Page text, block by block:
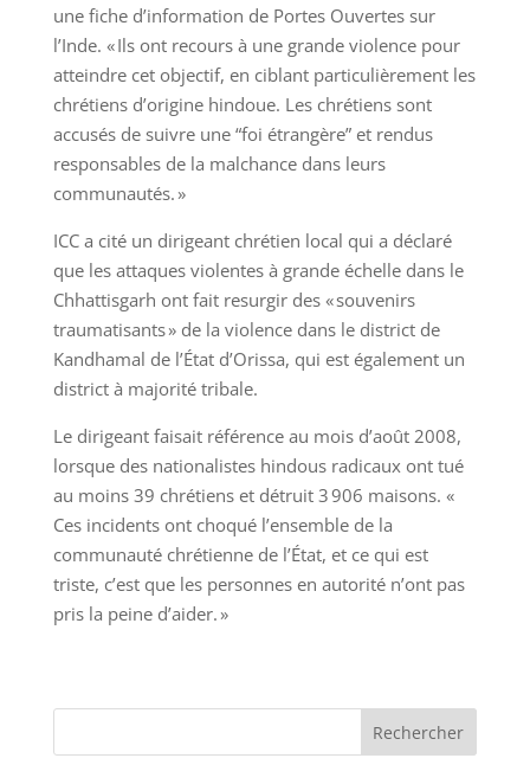
une fiche d’information de Portes Ouvertes sur
l’Inde. « Ils ont recours à une grande violence pour
atteindre cet objectif, en ciblant particulièrement les
chrétiens d’origine hindoue. Les chrétiens sont
accusés de suivre une “foi étrangère” et rendus
responsables de la malchance dans leurs
communautés. »
ICC a cité un dirigeant chrétien local qui a déclaré
que les attaques violentes à grande échelle dans le
Chhattisgarh ont fait resurgir des « souvenirs
traumatisants » de la violence dans le district de
Kandhamal de l’État d’Orissa, qui est également un
district à majorité tribale.
Le dirigeant faisait référence au mois d’août 2008,
lorsque des nationalistes hindous radicaux ont tué
au moins 39 chrétiens et détruit 3 906 maisons. «
Ces incidents ont choqué l’ensemble de la
communauté chrétienne de l’État, et ce qui est
triste, c’est que les personnes en autorité n’ont pas
pris la peine d’aider. »